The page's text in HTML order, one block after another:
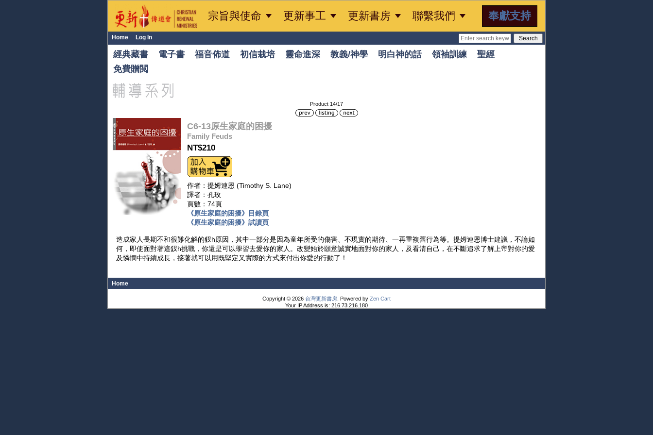
宗旨與使命  更新事工  更新書房  聯繫我們  奉獻支持
Home Log In
經典藏書 電子書 福音佈道 初信栽培 靈命進深 教義/神學 明白神的話 領袖訓練
聖經
免費贈閲
Product 14/17
C6-13原生家庭的困擾
Family Feuds
NT$210
作者：提姆連恩 (Timothy S. Lane)
譯者：孔玫
頁數：74頁
《原生家庭的困擾》目錄頁
《原生家庭的困擾》試讀頁
造成家人長期不和很難化解的釵h原因，其中一部分是因為童年所受的傷害、不現實的期待、一再重複舊行為等。提姆連恩博士建議，不論如
何，即使面對著這釵h挑戰，你還是可以學習去愛你的家人。改變始於願意誠實地面對你的家人，及看清自己，在不斷追求了解上帝對你的愛
及憐憫中持續成長，接著就可以用既堅定又實際的方式來付出你愛的行動了！
Home
Copyright © 2026 台灣更新書房 . Powered by Zen Cart
Your IP Address is: 216.73.216.180